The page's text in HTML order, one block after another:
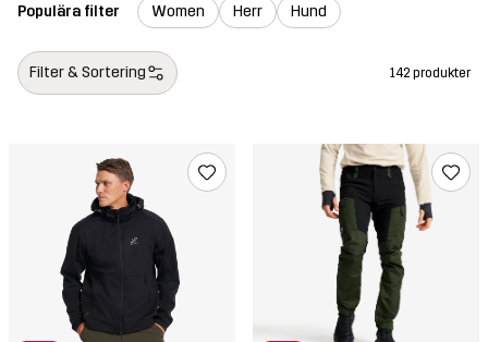
Populära filter Women Herr Hund
Filter & Sortering 142 produkter